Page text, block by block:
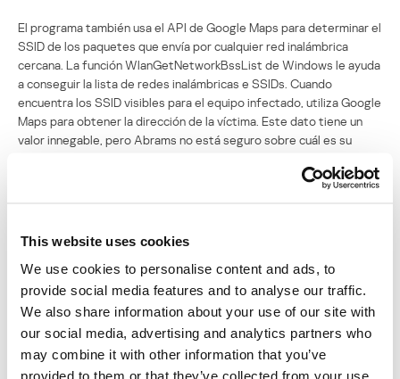
This website uses cookies
We use cookies to personalise content and ads, to
provide social media features and to analyse our traffic.
We also share information about your use of our site with
our social media, advertising and analytics partners who
may combine it with other information that you’ve
provided to them or that they’ve collected from your use
El programa también usa el API de Google Maps para determinar el
SSID de los paquetes que envía por cualquier red inalámbrica
cercana. La función WlanGetNetworkBssList de Windows le ayuda
a conseguir la lista de redes inalámbricas e SSIDs. Cuando
encuentra los SSID visibles para el equipo infectado, utiliza Google
Maps para obtener la dirección de la víctima. Este dato tiene un
valor innegable, pero Abrams no está seguro sobre cuál es su
la red el 25 de agosto. Abrams, Gallagher y MalwareHunterTeam
vieron que el desarrollador comenzó a probar los archivos PNG que
había subido con los caracteres “LOLWTFAMIDOINGHERE”, una
frase sin espacios que en inglés significa “jajaja ¿qué diablos hago
Así como la Organización Central de Regímenes de Seguridad no